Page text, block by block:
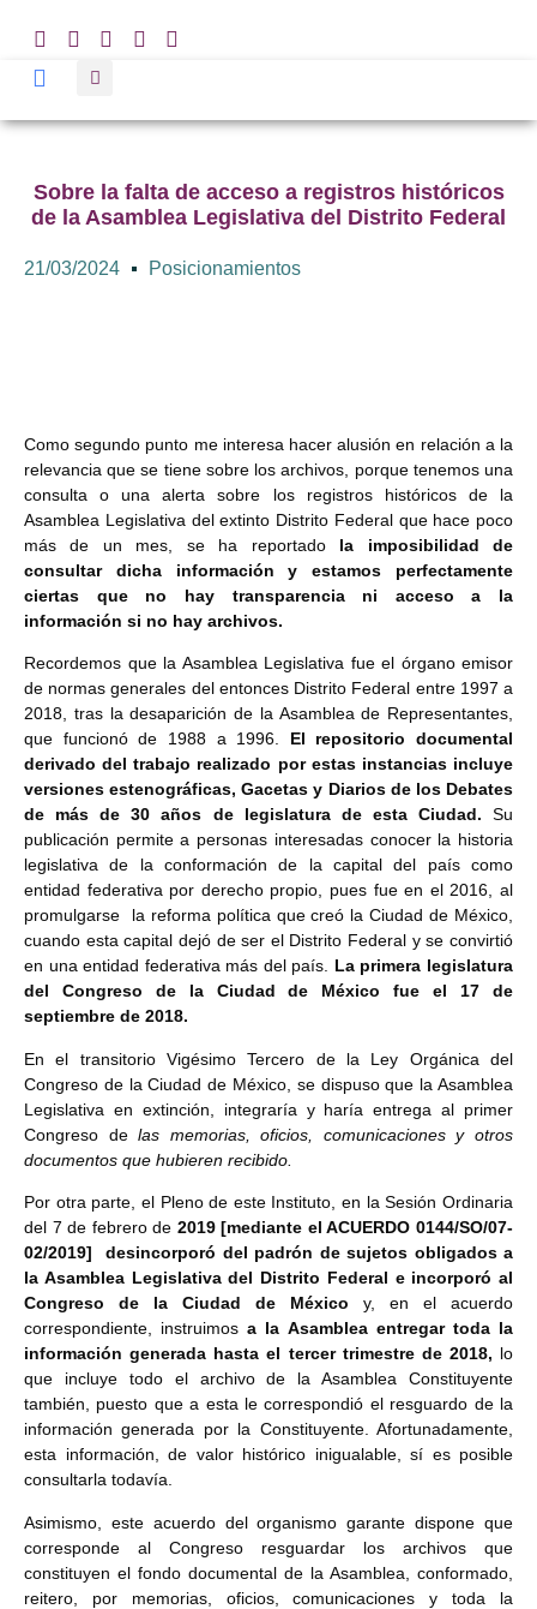
Sobre la falta de acceso a registros históricos
de la Asamblea Legislativa del Distrito Federal
21/03/2024 Posicionamientos
Como segundo punto me interesa hacer alusión en relación a la
relevancia que se tiene sobre los archivos, porque tenemos una
consulta o una alerta sobre los registros históricos de la
Asamblea Legislativa del extinto Distrito Federal que hace poco
más de un mes, se ha reportadola imposibilidad de
consultar dicha información y estamos perfectamente
ciertas que no hay transparencia ni acceso a la
información si no hay archivos.
Recordemos que la Asamblea Legislativa fue el órgano emisor
de normas generales del entonces Distrito Federal entre 1997 a
2018, tras la desaparición de la Asamblea de Representantes,
que funcionó de 1988 a 1996. El repositorio documental
derivado del trabajo realizado por estas instancias incluye
versiones estenográficas, Gacetas y Diarios de los Debates
de más de 30 años de legislatura de esta Ciudad. Su
publicación permite a personas interesadas conocer la historia
legislativa de la conformación de la capital del país como
entidad federativa por derecho propio, pues fue en el 2016, al
promulgarse la reforma política que creó la Ciudad de México,
cuando esta capital dejó de ser el Distrito Federal y se convirtió
en una entidad federativa más del país. La primera legislatura
del Congreso de la Ciudad de México fue el 17 de
septiembre de 2018.
En el transitorio Vigésimo Tercero de la Ley Orgánica del
Congreso de la Ciudad de México, se dispuso que la Asamblea
Legislativa en extinción, integraría y haría entrega al primer
Congreso delas memorias, oficios, comunicaciones y otros
documentos que hubieren recibido.
Por otra parte, el Pleno de este Instituto, en la Sesión Ordinaria
del 7 de febrero de 2019 [mediante el ACUERDO 0144/SO/07-
02/2019] desincorporó del padrón de sujetos obligados a
la Asamblea Legislativa del Distrito Federal e incorporó al
Congreso de la Ciudad de México y, en el acuerdo
correspondiente, instruimos a la Asamblea entregar toda la
información generada hasta el tercer trimestre de 2018, lo
que incluye todo el archivo de la Asamblea Constituyente
también, puesto que a esta le correspondió el resguardo de la
información generada por la Constituyente. Afortunadamente,
esta información, de valor histórico inigualable, sí es posible
consultarla todavía.
Asimismo, este acuerdo del organismo garante dispone que
corresponde al Congreso resguardar los archivos que
constituyen el fondo documental de la Asamblea, conformado,
reitero, por memorias, oficios, comunicaciones y toda la